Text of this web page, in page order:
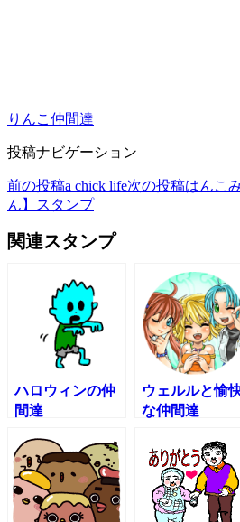
りんこ仲間達
投稿ナビゲーション
前の投稿a chick life次の投稿はんこ
ん】スタンプ
関連スタンプ
ハロウィンの仲
間達
ウェルルと愉
な仲間達